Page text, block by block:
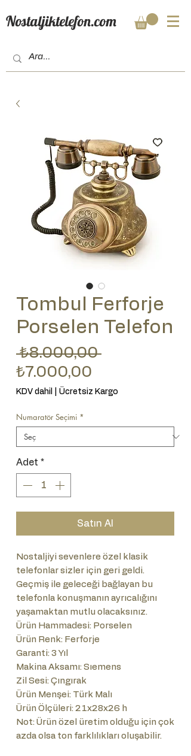
Nostaljiktelefon.com
Tombul Ferforje
Porselen Telefon
₺8.000,00 Normal Fiyat
₺7.000,00
KDV dahil Ücretsiz Kargo
Numaratör Seçimi *
Adet *
Satın Al
Nostaljiyi sevenlere özel klasik
telefonlar sizler için geri geldi.
Geçmiş ile geleceği bağlayan bu
telefonla konuşmanın ayrıcalığını
yaşamaktan mutlu olacaksınız.
Ürün Hammadesi: Porselen
Ürün Renk: Ferforje
Garanti: 3 Yıl
Makina Aksamı: Sıemens
Zil Sesi: Çıngırak
Ürün Menşei: Türk Malı
Ürün Ölçüleri: 21x28x26 h
Not: Ürün özel üretim olduğu için çok
azda olsa ton farklılıkları oluşabilir.